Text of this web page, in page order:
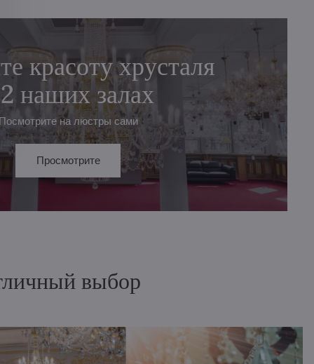
красоту хрусталя
наших залах
на люстры сами
Просмотрите
выбор